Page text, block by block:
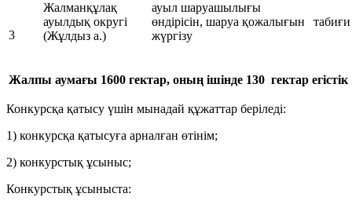
3
Жалманқұлақ
ауылдық округі
(Жұлдыз а.)
ауыл шаруашылығы
өндірісін, шаруа қожалығын
жүргізу
Жалпы аумағы 1600 гектар, оның ішінде 130 гектар егістік
Конкурсқа қатысу үшін мынадай құжаттар беріледі:
1) конкурсқа қатысуға арналған өтінім;
2) конкурстық ұсыныс;
Конкурстық ұсыныста: